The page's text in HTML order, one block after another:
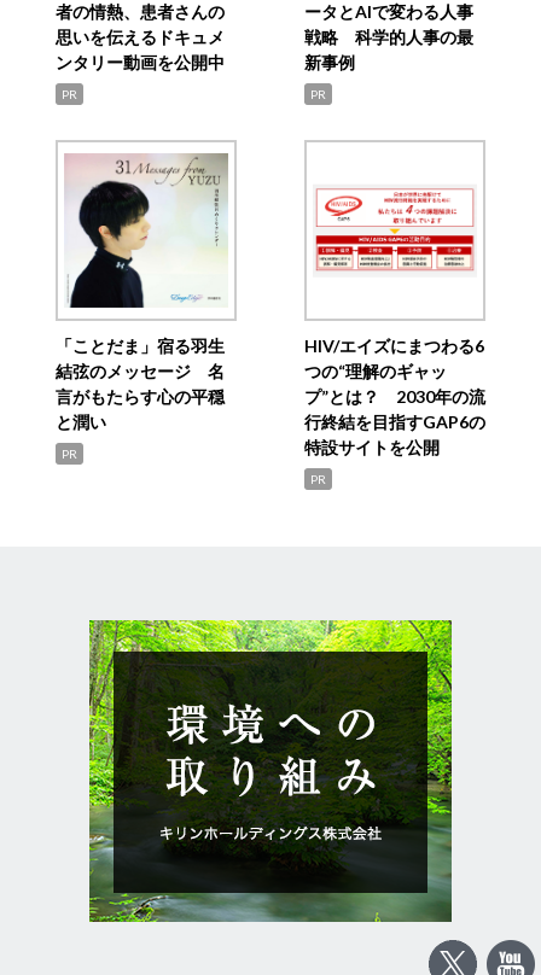
者の情熱、患者さんの
思いを伝えるドキュメ
ンタリー動画を公開中
PR
ータとAIで変わる人事
戦略 科学的人事の最
新事例
PR
「ことだま」宿る羽生
結弦のメッセージ 名
言がもたらす心の平穏
と潤い
PR
HIV/エイズにまつわる6
つの“理解のギャッ
プ”とは？ 2030年の流
行終結を目指すGAP6の
特設サイトを公開
PR